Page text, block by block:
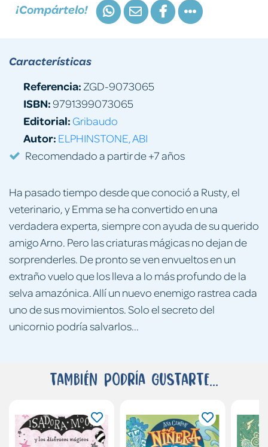
¡Compártelo!
Ha pasado tiempo desde que conoció a Rusty, el
veterinario, y Emma se ha convertido en una
verdadera experta, siempre con ayuda de su querido
amigo Arno. Pero las criaturas mágicas no dejan de
sorprenderles. De pronto se ven envueltos en un
extraño vuelo que los lleva a lo más profundo de la
selva amazónica. Allí un nuevo enemigo rastrea cada
uno de sus movimientos. Solo el secreto del
unicornio podría salvarlos...
Características
Referencia: ZGD-9073065
ISBN:9791399073065
Editorial: Gribaudo
Autor: ELPHINSTONE, ABI
Recomendado a partir de +7 años
También podría gustarte...